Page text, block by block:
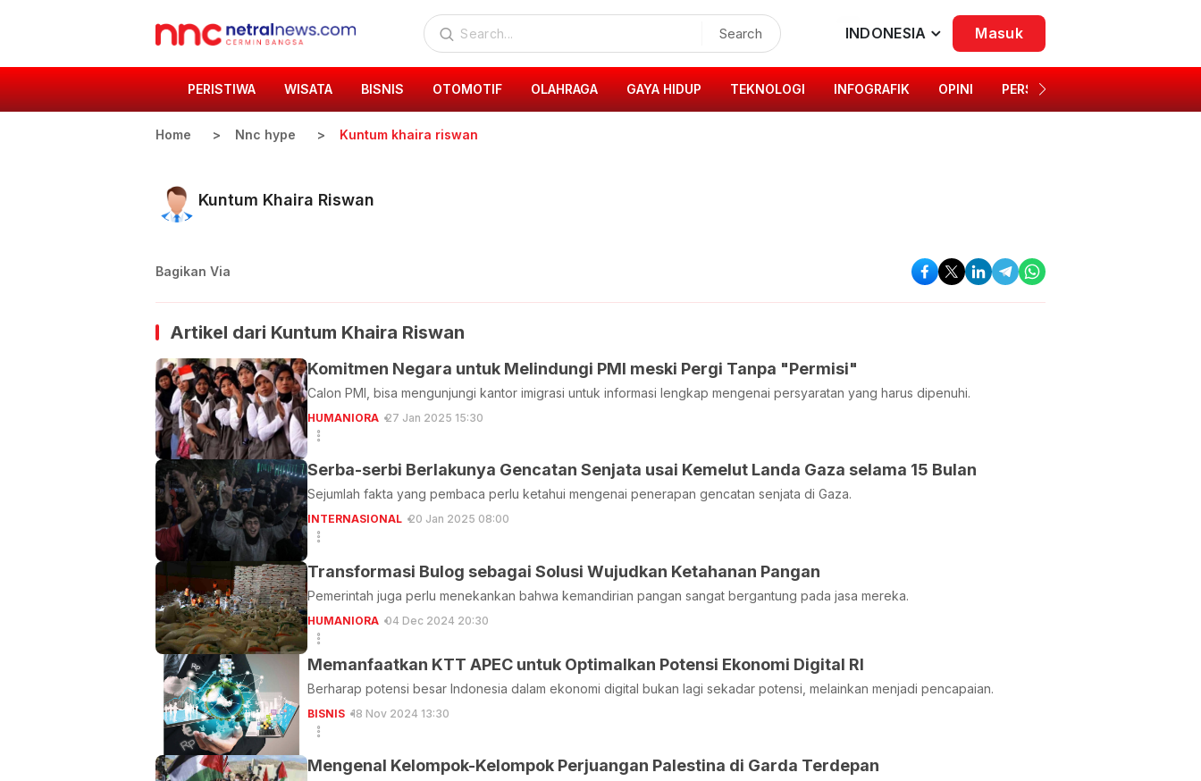
Search INDONESIA Masuk
PERISTIWA WISATA BISNIS OTOMOTIF OLAHRAGA GAYA HIDUP TEKNOLOGI INFOGRAFIK OPINI PERSONA
Home Nnc hype Kuntum khaira riswan
Kuntum Khaira Riswan
Bagikan Via
Artikel dari Kuntum Khaira Riswan
Komitmen Negara untuk Melindungi PMI meski Pergi Tanpa "Permisi"
Calon PMI, bisa mengunjungi kantor imigrasi untuk informasi lengkap mengenai persyaratan yang harus dipenuhi.
HUMANIORA 27 Jan 2025 15:30
Serba-serbi Berlakunya Gencatan Senjata usai Kemelut Landa Gaza selama 15 Bulan
Sejumlah fakta yang pembaca perlu ketahui mengenai penerapan gencatan senjata di Gaza.
INTERNASIONAL 20 Jan 2025 08:00
Transformasi Bulog sebagai Solusi Wujudkan Ketahanan Pangan
Pemerintah juga perlu menekankan bahwa kemandirian pangan sangat bergantung pada jasa mereka.
HUMANIORA 04 Dec 2024 20:30
Memanfaatkan KTT APEC untuk Optimalkan Potensi Ekonomi Digital RI
Berharap potensi besar Indonesia dalam ekonomi digital bukan lagi sekadar potensi, melainkan menjadi pencapaian.
BISNIS 18 Nov 2024 13:30
Mengenal Kelompok-Kelompok Perjuangan Palestina di Garda Terdepan